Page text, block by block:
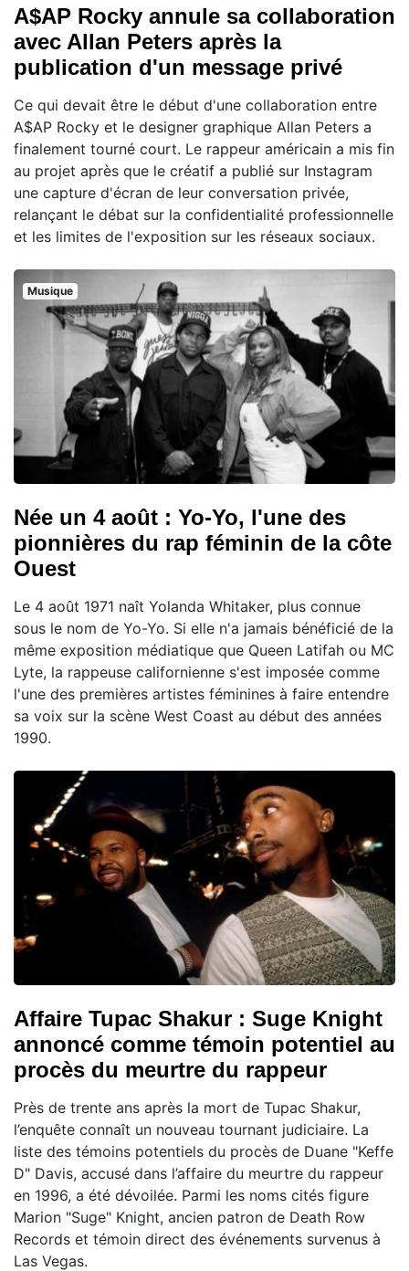
A$AP Rocky annule sa collaboration
avec Allan Peters après la
publication d'un message privé
Ce qui devait être le début d'une collaboration entre
A$AP Rocky et le designer graphique Allan Peters a
finalement tourné court. Le rappeur américain a mis fin
au projet après que le créatif a publié sur Instagram
une capture d'écran de leur conversation privée,
relançant le débat sur la confidentialité professionnelle
et les limites de l'exposition sur les réseaux sociaux.
Musique
Née un 4 août : Yo-Yo, l'une des
pionnières du rap féminin de la côte
Ouest
Le 4 août 1971 naît Yolanda Whitaker, plus connue
sous le nom de Yo-Yo. Si elle n'a jamais bénéficié de la
même exposition médiatique que Queen Latifah ou MC
Lyte, la rappeuse californienne s'est imposée comme
l'une des premières artistes féminines à faire entendre
sa voix sur la scène West Coast au début des années
1990.
Affaire Tupac Shakur : Suge Knight
annoncé comme témoin potentiel au
procès du meurtre du rappeur
Près de trente ans après la mort de Tupac Shakur,
l’enquête connaît un nouveau tournant judiciaire. La
liste des témoins potentiels du procès de Duane "Keffe
D" Davis, accusé dans l’affaire du meurtre du rappeur
en 1996, a été dévoilée. Parmi les noms cités figure
Marion "Suge" Knight, ancien patron de Death Row
Records et témoin direct des événements survenus à
Las Vegas.